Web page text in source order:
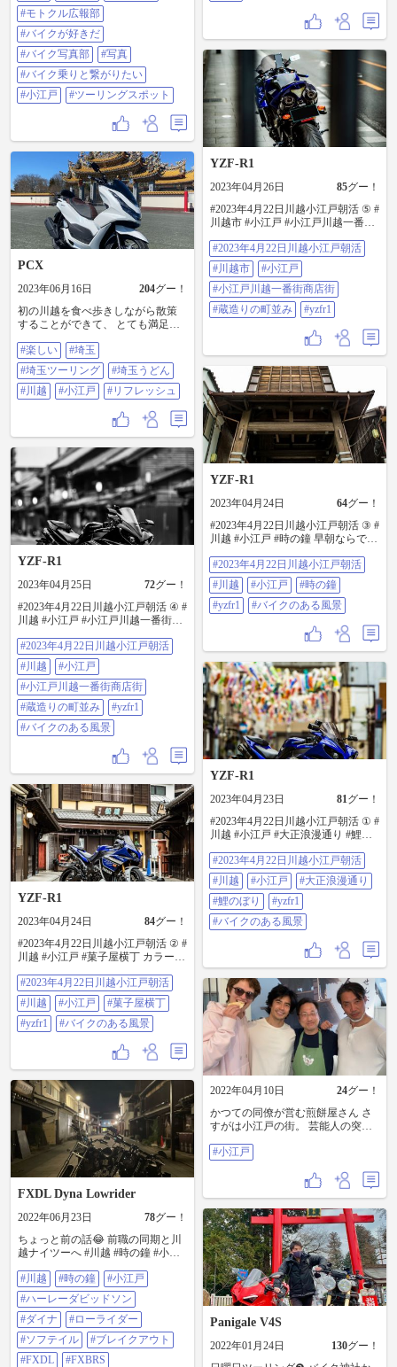
#モトクル広報部
#バイクが好きだ
#バイク写真部
#写真
#バイク乗りと繋がりたい
#小江戸
#ツーリングスポット
PCX
2023年06月16日 204グー！
初の川越を食べ歩きしながら散策
することができて、 とても満足な
んはコシがあって美味しかったな
ぁ🎵 #楽しい #埼玉 #埼玉ツーリン
グ #埼玉うどん #川越 #小江戸 #リ
フレッシュ
#楽しい
#埼玉
#埼玉ツーリング
#埼玉うどん
#川越
#小江戸 #リフレッシュ
YZF-R1
2023年04月26日 85グー！
#2023年4月22日川越小江戸朝活 ⑤ #
川越市 #小江戸 #小江戸川越一番街
#2023年4月22日川越小江戸朝活
#川越市
#小江戸
#小江戸川越一番街商店街
#蔵造りの町並み
#yzfr1
YZF-R1
2023年04月25日 72グー！
#2023年4月22日川越小江戸朝活 ④ #
川越 #小江戸 #小江戸川越一番街商
カラーと ② #yzfr1 #バイクのある風
景
#2023年4月22日川越小江戸朝活
#川越
#小江戸
#小江戸川越一番街商店街
#蔵造りの町並み
#yzfr1
#バイクのある風景
YZF-R1
2023年04月24日 64グー！
#2023年4月22日川越小江戸朝活 ③ #
川越 #小江戸 #時の鐘 早朝ならでは
ある風景
#2023年4月22日川越小江戸朝活
#川越
#小江戸
#時の鐘
#yzfr1
#バイクのある風景
YZF-R1
2023年04月24日 84グー！
#2023年4月22日川越小江戸朝活 ② #
川越 #小江戸 #菓子屋横丁 カラーと
#2023年4月22日川越小江戸朝活
#川越
#小江戸
#菓子屋横丁
#yzfr1
#バイクのある風景
YZF-R1
2023年04月23日 81グー！
#2023年4月22日川越小江戸朝活 ① #
川越 #小江戸 #大正浪漫通り #鯉の
#2023年4月22日川越小江戸朝活
#川越
#小江戸
#大正浪漫通り
#鯉のぼり
#yzfr1
#バイクのある風景
FXDL Dyna Lowrider
2022年06月23日 78グー！
ちょっと前の話😂 前職の同期と川
越ナイツーへ #川越 #時の鐘 #小江
#ローライダー #ソフテイル #ブレ
イクアウト #FXDL #FXBRS
#harleydavidson #埼玉
#川越 #時の鐘
#小江戸
#ハーレーダビッドソン
#ダイナ
#ローライダー
#ソフテイル
#ブレイクアウト
#FXDL
#FXBRS
2022年04月10日 24グー！
かつての同僚が営む煎餅屋さん さ
すがは小江戸の街。 芸能人の突然
#小江戸
Panigale V4S
2022年01月24日 130グー！